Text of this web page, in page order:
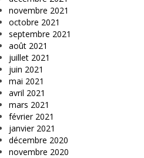
novembre 2021
octobre 2021
septembre 2021
août 2021
juillet 2021
juin 2021
mai 2021
avril 2021
mars 2021
février 2021
janvier 2021
décembre 2020
novembre 2020